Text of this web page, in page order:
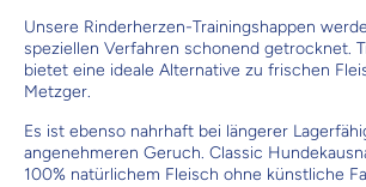
Unsere Rinderherzen-Trainingshappen
speziellen Verfahren schonend getrocknet.
bietet eine ideale Alternative zu frischen
Metzger.
Es ist ebenso nahrhaft bei längerer
angenehmeren Geruch. Classic
100% natürlichem Fleisch ohne künstliche